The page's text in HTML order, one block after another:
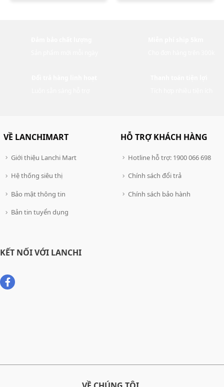
VỀ LANCHIMART
Giới thiệu Lanchi Mart
Hệ thống siêu thị
Bảo mật thông tin
Bản tin tuyển dụng
HỖ TRỢ KHÁCH HÀNG
Hotline hỗ trợ: 1900 066 698
Chính sách đổi trả
Chính sách bảo hành
KẾT NỐI VỚI LANCHI